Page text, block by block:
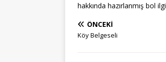
hakkında hazırlanmış bol
ÖNCEKI
Köy Belgeseli